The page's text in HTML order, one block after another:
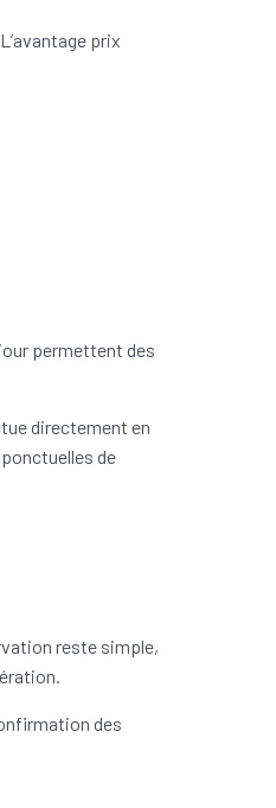
prix
permettent des
directement en
de
reste simple,
des